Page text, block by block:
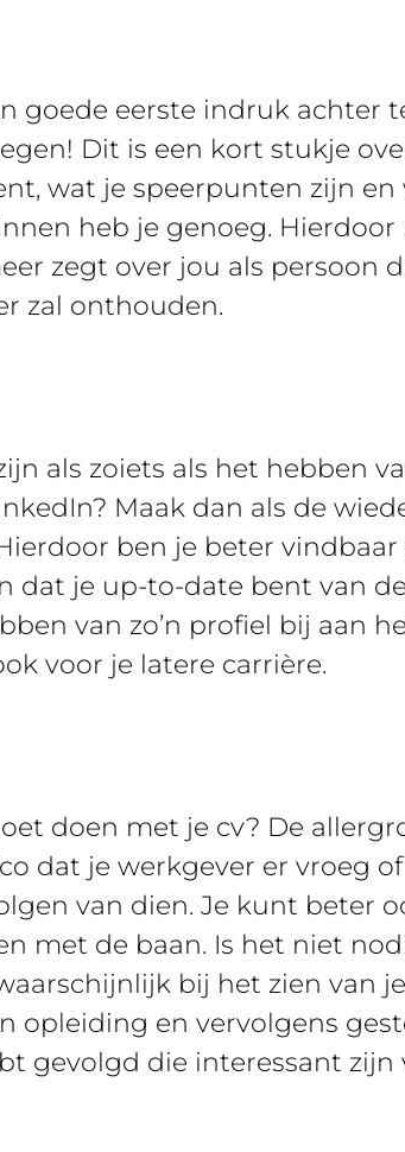
goede eerste indruk achter
Dit is een kort stukje
wat je speerpunten zijn
heb je genoeg.
zegt over jou als persoon
zal onthouden.
als zoiets als het hebben
Maak dan als de
ben je beter
dat je up-to-date bent van
van zo’n profiel bij aan
voor je latere carrière.
doen met je cv? De
dat je werkgever er vroeg
van dien. Je kunt beter
met de baan. Is het niet
bij het zien van
opleiding en vervolgens
gevolgd die interessant zijn